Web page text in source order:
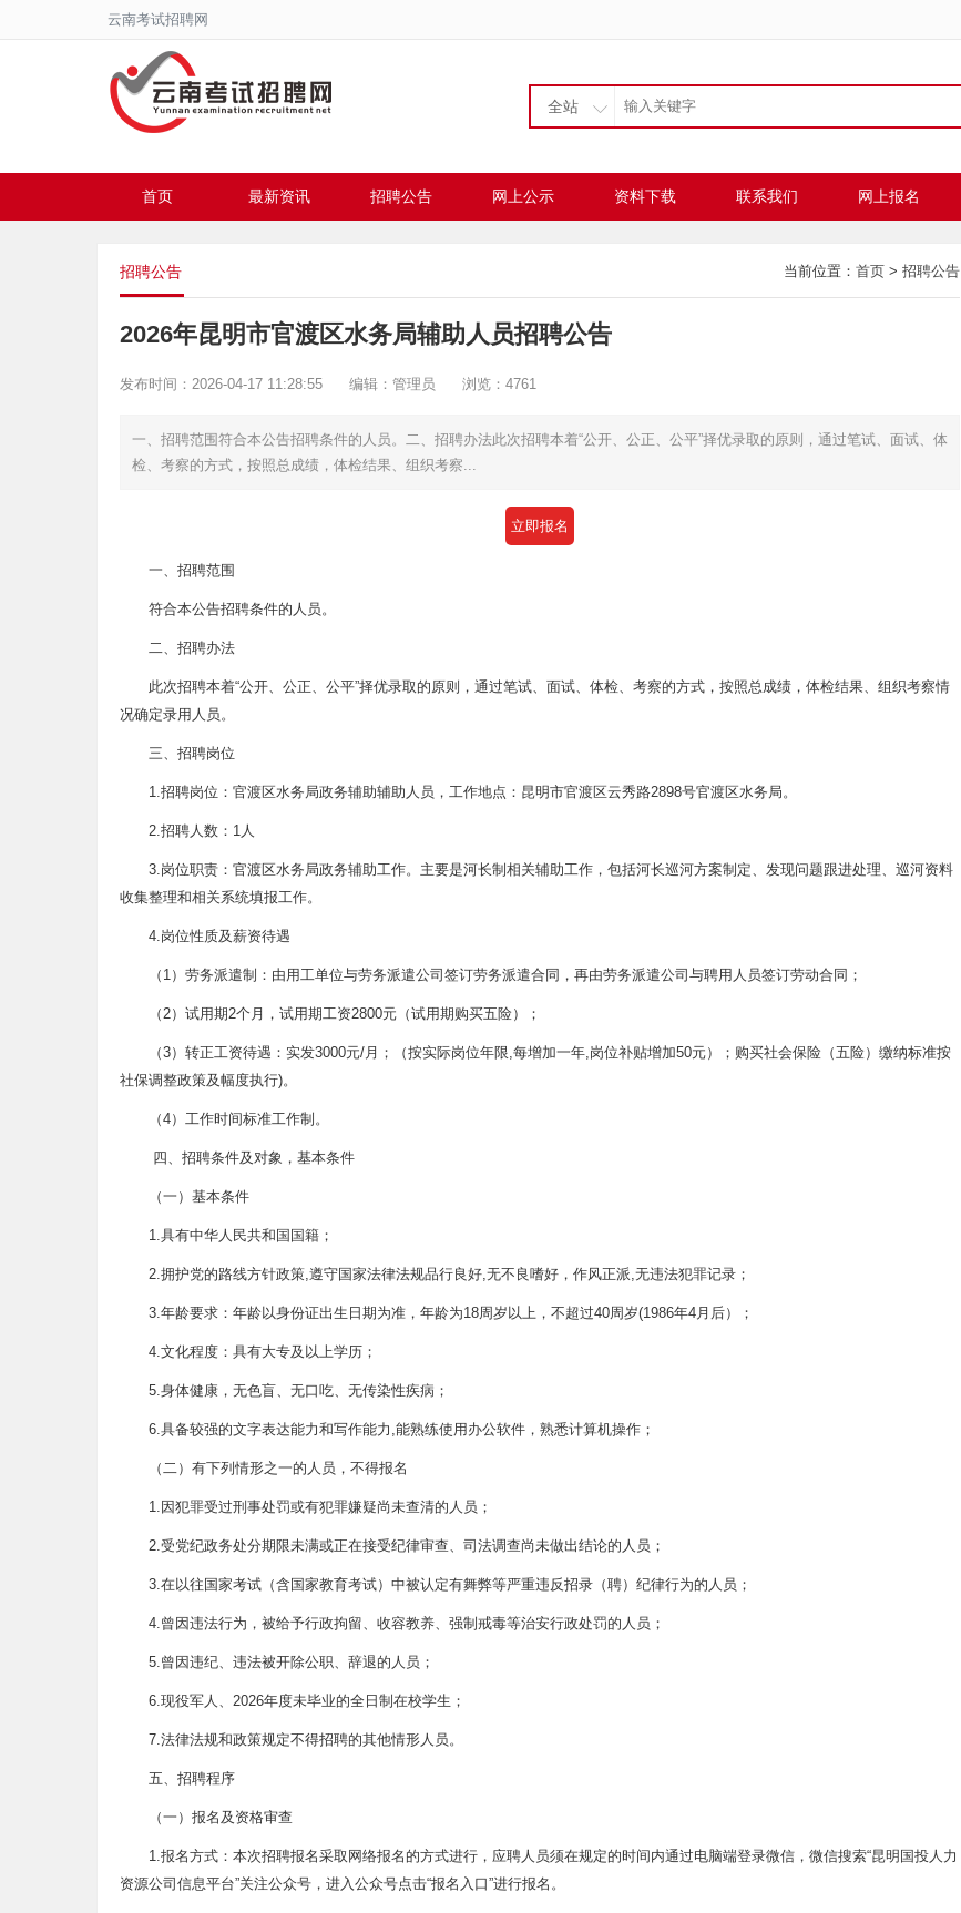
云南考试招聘网
全站
首页 最新资讯 招聘公告 网上公示 资料下载 联系我们 网上报名
招聘公告 当前位置： 首页 > 招聘公告
2026年昆明市官渡区水务局辅助人员招聘公告
发布时间：2026-04-17 11:28:55 编辑：管理员 浏览：4761
一、招聘范围符合本公告招聘条件的人员。二、招聘办法此次招聘本着“公开、公正、公平”择优录取的原则，通过笔试、面试、体
检、考察的方式，按照总成绩，体检结果、组织考察...
立即报名
一、招聘范围
符合本公告招聘条件的人员。
二、招聘办法
此次招聘本着“公开、公正、公平”择优录取的原则，通过笔试、面试、体检、考察的方式，按照总成绩，体检结果、组织考察情
况确定录用人员。
三、招聘岗位
1.招聘岗位：官渡区水务局政务辅助辅助人员，工作地点：昆明市官渡区云秀路2898号官渡区水务局。
2.招聘人数：1人
3.岗位职责：官渡区水务局政务辅助工作。主要是河长制相关辅助工作，包括河长巡河方案制定、发现问题跟进处理、巡河资料
收集整理和相关系统填报工作。
4.岗位性质及薪资待遇
（1）劳务派遣制：由用工单位与劳务派遣公司签订劳务派遣合同，再由劳务派遣公司与聘用人员签订劳动合同；
（2）试用期2个月，试用期工资2800元（试用期购买五险）；
（3）转正工资待遇：实发3000元/月；（按实际岗位年限,每增加一年,岗位补贴增加50元）；购买社会保险（五险）缴纳标准按
社保调整政策及幅度执行)。
（4）工作时间标准工作制。
四、招聘条件及对象，基本条件
（一）基本条件
1.具有中华人民共和国国籍；
2.拥护党的路线方针政策,遵守国家法律法规品行良好,无不良嗜好，作风正派,无违法犯罪记录；
3.年龄要求：年龄以身份证出生日期为准，年龄为18周岁以上，不超过40周岁(1986年4月后）；
4.文化程度：具有大专及以上学历；
5.身体健康，无色盲、无口吃、无传染性疾病；
6.具备较强的文字表达能力和写作能力,能熟练使用办公软件，熟悉计算机操作；
（二）有下列情形之一的人员，不得报名
1.因犯罪受过刑事处罚或有犯罪嫌疑尚未查清的人员；
2.受党纪政务处分期限未满或正在接受纪律审查、司法调查尚未做出结论的人员；
3.在以往国家考试（含国家教育考试）中被认定有舞弊等严重违反招录（聘）纪律行为的人员；
4.曾因违法行为，被给予行政拘留、收容教养、强制戒毒等治安行政处罚的人员；
5.曾因违纪、违法被开除公职、辞退的人员；
6.现役军人、2026年度未毕业的全日制在校学生；
7.法律法规和政策规定不得招聘的其他情形人员。
五、招聘程序
（一）报名及资格审查
1.报名方式：本次招聘报名采取网络报名的方式进行，应聘人员须在规定的时间内通过电脑端登录微信，微信搜索“昆明国投人力
资源公司信息平台”关注公众号，进入公众号点击“报名入口”进行报名。